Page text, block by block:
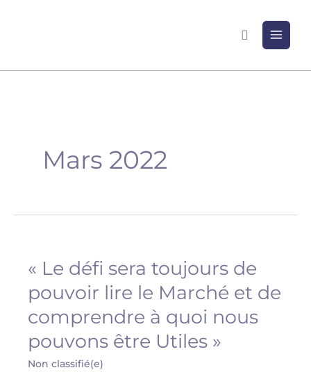
Recherche
Mars 2022
« Le défi sera toujours de
pouvoir lire le Marché et de
comprendre à quoi nous
pouvons être Utiles »
Non classifié(e)
« Le
sera
toujours
pouvoir
lire